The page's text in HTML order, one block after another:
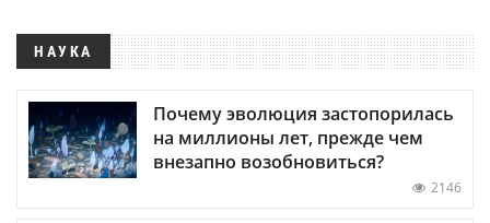
НАУКА
Почему эволюция застопорилась
на миллионы лет, прежде чем
внезапно возобновиться?
2146